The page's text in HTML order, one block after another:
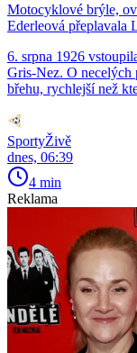
Motocyklové brýle,
Ederleová přeplavala
6. srpna 1926
Gris-Nez. O necelých
břehu, rychlejší než
SportyŽivě
dnes, 06:39
4 min
Reklama